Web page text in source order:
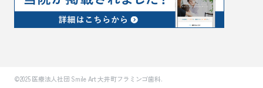
©2025 医療法人社団 Smile Art 大井町フラミンゴ歯科.